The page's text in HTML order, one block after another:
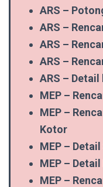
ARS –
ARS –
ARS –
ARS –
ARS –
MEP –
MEP –
Kotor
MEP –
MEP –
MEP –